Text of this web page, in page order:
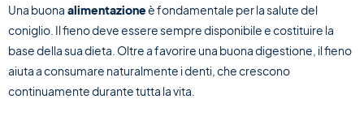
Una buona alimentazioneè fondamentale per la salute del
coniglio. Il fieno deve essere sempre disponibile e costituire la
base della sua dieta. Oltre a favorire una buona digestione, il fieno
aiuta a consumare naturalmente i denti, che crescono
continuamente durante tutta la vita.